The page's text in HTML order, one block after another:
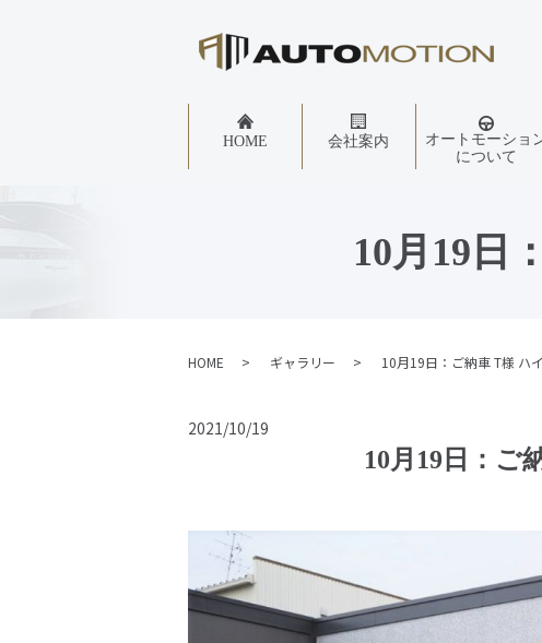
HOME 会社案内
オートモーショ
について
10月19日
HOME ギャラリー 10月19日：ご納車 T様 ハ
2021/10/19
10月19日：ご